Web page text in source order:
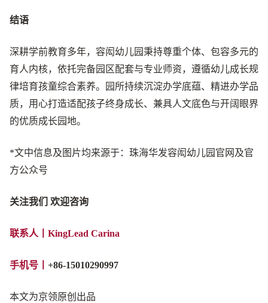
结语
深耕学前教育多年，容闳幼儿园秉持尊重个体、包容多元的
育人内核，依托完备园区配套与专业师资，遵循幼儿成长规
律培育孩童综合素养。园所持续沉淀办学底蕴、精进办学品
质，用心打造适配孩子终身成长、兼具人文底色与开阔眼界
的优质成长园地。
*文中信息及图片均来源于：珠海华发容闳幼儿园官网及官
方公众号
关注我们 欢迎咨询
联系人丨 KingLead Carina
手机号 +86-15010290997
本文为京领原创出品